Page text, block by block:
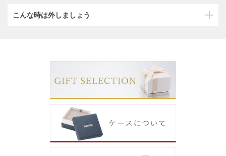
こんな時は外しましょう